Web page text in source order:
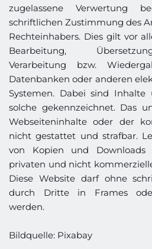
zugelassene Verwertung
schriftlichen Zustimmung des
Rechteinhabers. Dies gilt vor
Bearbeitung,
Verarbeitung bzw.
Datenbanken oder anderen
Systemen. Dabei sind
solche gekennzeichnet. Das
Webseiteninhalte oder der
nicht gestattet und strafbar.
von Kopien und Downloads
privaten und nicht
Diese Website darf ohne
durch Dritte in Frames
werden.
Bildquelle: Pixabay